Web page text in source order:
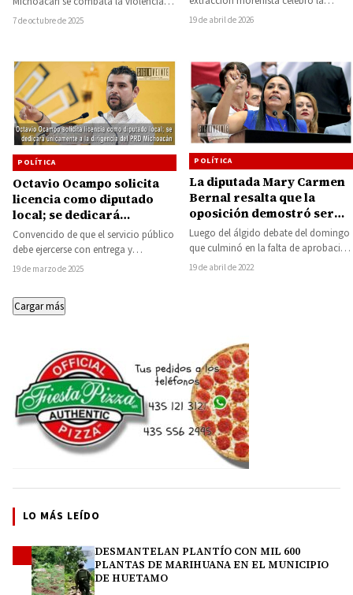
que se vive con el cobro de…
7 de octubre de 2025
inauguración y puesta en marcha del
19 de abril de 2026
POLÍTICA
Octavio Ocampo solicita
licencia como diputado
local; se dedicará
únicamente a la dirigencia
del PRD Michoacán
Convencido de que el servicio público
debe ejercerse con entrega y
responsabilidad, Octavio Ocampo
19 de marzo de 2025
POLÍTICA
La diputada Mary Carmen
Bernal resalta que la
oposición demostró ser
cómplice del saqueo a la
nación
Luego del álgido debate del domingo
que culminó en la falta de aprobación
de la Reforma Eléctrica al…
19 de abril de 2022
Cargar más
LO MÁS LEÍDO
DESMANTELAN PLANTÍO CON MIL 600
PLANTAS DE MARIHUANA EN EL MUNICIPIO
DE HUETAMO